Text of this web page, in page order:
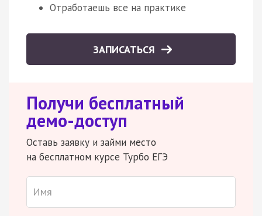
Отработаешь все на практике
ЗАПИСАТЬСЯ
Получи бесплатный
демо-доступ
Оставь заявку и займи место
на бесплатном курсе Турбо ЕГЭ